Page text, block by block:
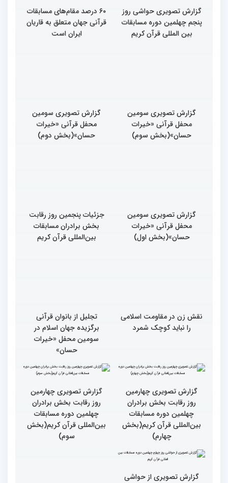
گزارش تصویری حواشی روز
پنجم چهلمین دوره مسابقات
بین المللی قرآن کریم
۶۰ درصد مقام‌های مسابقات
قرآنی جهان متعلق به قاریان
ایران است
گزارش تصویری سومین
محفل قرآنی «خیرات
حسان»(بخش سوم)
گزارش تصویری سومین
محفل قرآنی «خیرات
حسان»(بخش دوم)
گزارش تصویری سومین
محفل قرآنی «خیرات
حسان»(بخش اول)
جزئیات پنجمین روز رقابت
بخش برادران مسابقات
بین‌المللی قرآن کریم
نقش زن در مقاومت اسلامی
را نباید کوچک شمرد
تجلیل از بانوان قرآنی
برگزیده جهان اسلام در
سومین محفل «خیرات
حسان»
گزارش تصویری چهارمین
روز رقابت بخش برادران
چهلمین دوره مسابقات
بین‌المللی قرآن کریم(بخش
چهارم)
گزارش تصویری چهارمین
روز رقابت بخش برادران
چهلمین دوره مسابقات
بین‌المللی قرآن کریم(بخش
سوم)